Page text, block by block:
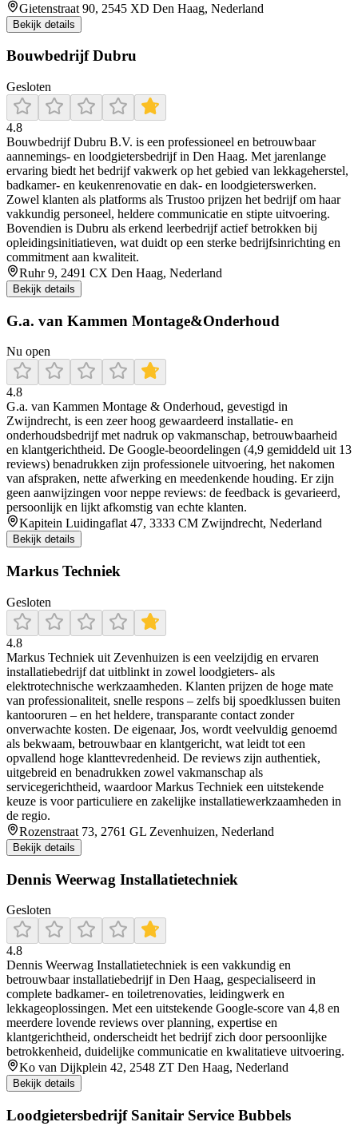
Gietenstraat 90, 2545 XD Den Haag, Nederland
Bekijk details
Bouwbedrijf Dubru
Gesloten
4.8
Bouwbedrijf Dubru B.V. is een professioneel en betrouwbaar
aannemings- en loodgietersbedrijf in Den Haag. Met jarenlange
ervaring biedt het bedrijf vakwerk op het gebied van lekkageherstel,
badkamer- en keukenrenovatie en dak- en loodgieterswerken.
Zowel klanten als platforms als Trustoo prijzen het bedrijf om haar
vakkundig personeel, heldere communicatie en stipte uitvoering.
Bovendien is Dubru als erkend leerbedrijf actief betrokken bij
opleidingsinitiatieven, wat duidt op een sterke bedrijfsinrichting en
commitment aan kwaliteit.
Ruhr 9, 2491 CX Den Haag, Nederland
Bekijk details
G.a. van Kammen Montage&Onderhoud
Nu open
4.8
G.a. van Kammen Montage & Onderhoud, gevestigd in
Zwijndrecht, is een zeer hoog gewaardeerd installatie- en
onderhoudsbedrijf met nadruk op vakmanschap, betrouwbaarheid
en klantgerichtheid. De Google-beoordelingen (4,9 gemiddeld uit 13
reviews) benadrukken zijn professionele uitvoering, het nakomen
van afspraken, nette afwerking en meedenkende houding. Er zijn
geen aanwijzingen voor neppe reviews: de feedback is gevarieerd,
persoonlijk en lijkt afkomstig van echte klanten.
Kapitein Luidingaflat 47, 3333 CM Zwijndrecht, Nederland
Bekijk details
Markus Techniek
Gesloten
4.8
Markus Techniek uit Zevenhuizen is een veelzijdig en ervaren
installatiebedrijf dat uitblinkt in zowel loodgieters- als
elektrotechnische werkzaamheden. Klanten prijzen de hoge mate
van professionaliteit, snelle respons – zelfs bij spoedklussen buiten
kantooruren – en het heldere, transparante contact zonder
onverwachte kosten. De eigenaar, Jos, wordt veelvuldig genoemd
als bekwaam, betrouwbaar en klantgericht, wat leidt tot een
opvallend hoge klanttevredenheid. De reviews zijn authentiek,
uitgebreid en benadrukken zowel vakmanschap als
servicegerichtheid, waardoor Markus Techniek een uitstekende
keuze is voor particuliere en zakelijke installatiewerkzaamheden in
de regio.
Rozenstraat 73, 2761 GL Zevenhuizen, Nederland
Bekijk details
Dennis Weerwag Installatietechniek
Gesloten
4.8
Dennis Weerwag Installatietechniek is een vakkundig en
betrouwbaar installatiebedrijf in Den Haag, gespecialiseerd in
complete badkamer- en toiletrenovaties, leidingwerk en
lekkageoplossingen. Met een uitstekende Google-score van 4,8 en
meerdere lovende reviews over planning, expertise en
klantgerichtheid, onderscheidt het bedrijf zich door persoonlijke
betrokkenheid, duidelijke communicatie en kwalitatieve uitvoering.
Ko van Dijkplein 42, 2548 ZT Den Haag, Nederland
Bekijk details
Loodgietersbedrijf Sanitair Service Bubbels